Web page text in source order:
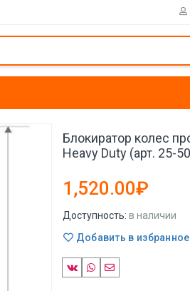
Блокиратор колес
Heavy Duty (арт. 25-
1,520.00₽
Доступность: в наличии
Добавить в избранное